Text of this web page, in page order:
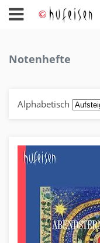
Notenhefte
Alphabetisch